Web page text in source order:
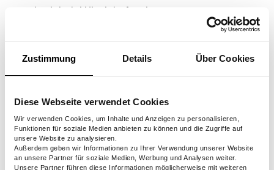
Zustimmung Details Über Cookies
Diese Webseite verwendet Cookies
Wir verwenden Cookies, um Inhalte und Anzeigen zu personalisieren,
Funktionen für soziale Medien anbieten zu können und die Zugriffe auf
unsere Website zu analysieren.
Außerdem geben wir Informationen zu Ihrer Verwendung unserer Website
an unsere Partner für soziale Medien, Werbung und Analysen weiter.
Unsere Partner führen diese Informationen möglicherweise mit weiteren
In vielerlei Hinsicht fungieren
Personalbranche. In diesem Fall bilden sie
einen Puffer zwischen Unternehmen und
kann die Zeitarbeitsfirma diese im Namen
Konflikte oder rechtliche Probleme
vermeiden, die im Laufe der Zeit auftreten
können.